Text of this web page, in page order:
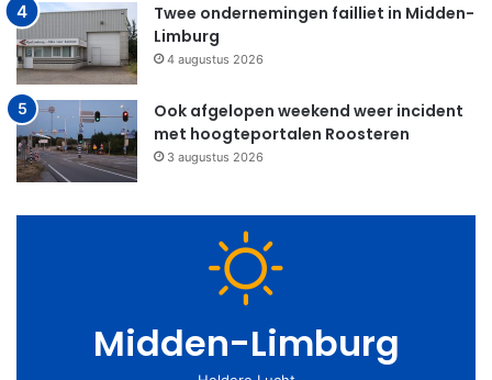
Twee ondernemingen failliet in Midden-
Limburg
4 augustus 2026
Ook afgelopen weekend weer incident
met hoogteportalen Roosteren
3 augustus 2026
Midden-Limburg